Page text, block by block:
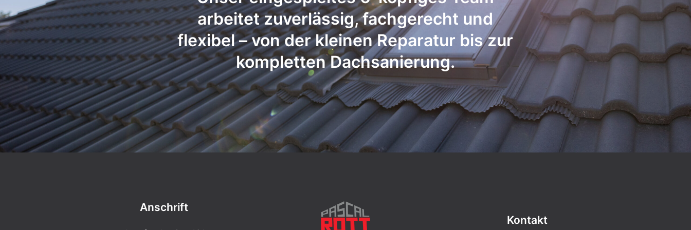
arbeitet zuverlässig, fachgerecht und
flexibel – von der kleinen Reparatur bis zur
kompletten Dachsanierung.
Anschrift
Kontakt